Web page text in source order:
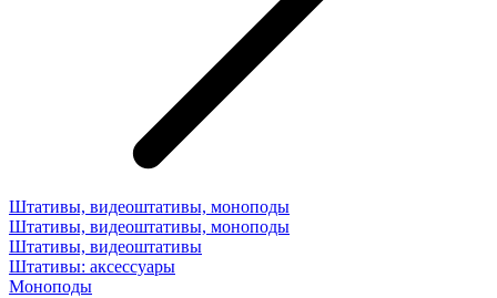
Штативы, видеоштативы, моноподы
Штативы, видеоштативы, моноподы
Штативы, видеоштативы
Штативы: аксессуары
Моноподы